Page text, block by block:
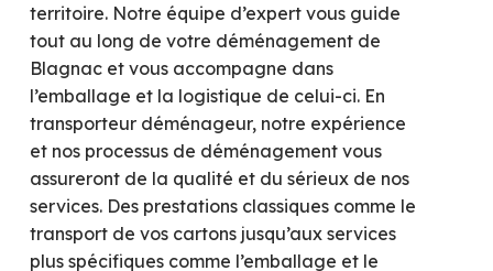
territoire. Notre équipe d’expert vous guide
tout au long de votre déménagement de
Blagnac et vous accompagne dans
l’emballage et la logistique de celui-ci. En
transporteur déménageur, notre expérience
et nos processus de déménagement vous
assureront de la qualité et du sérieux de nos
services. Des prestations classiques comme le
transport de vos cartons jusqu’aux services
plus spécifiques comme l’emballage et le